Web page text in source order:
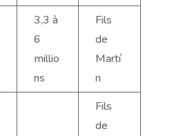
3,3 à
6
millio
ns
Fils
de
Martí
n
Fils
de